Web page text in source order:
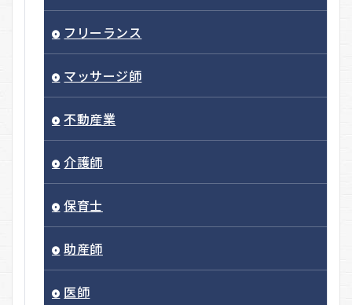
フリーランス
マッサージ師
不動産業
介護師
保育士
助産師
医師